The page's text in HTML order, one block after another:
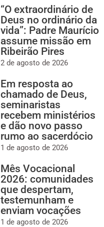
“O extraordinário de
Deus no ordinário da
vida”: Padre Maurício
assume missão em
Ribeirão Pires
2 de agosto de 2026
Em resposta ao
chamado de Deus,
seminaristas
recebem ministérios
e dão novo passo
rumo ao sacerdócio
1 de agosto de 2026
Mês Vocacional
2026: comunidades
que despertam,
testemunham e
enviam vocações
1 de agosto de 2026